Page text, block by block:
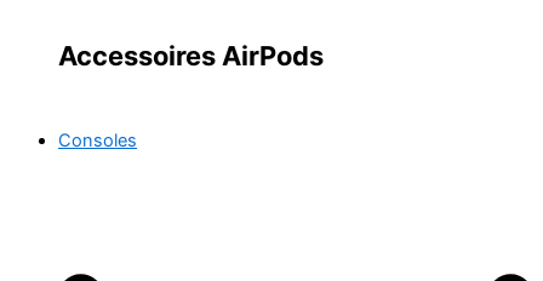
Accessoires AirPods
Consoles